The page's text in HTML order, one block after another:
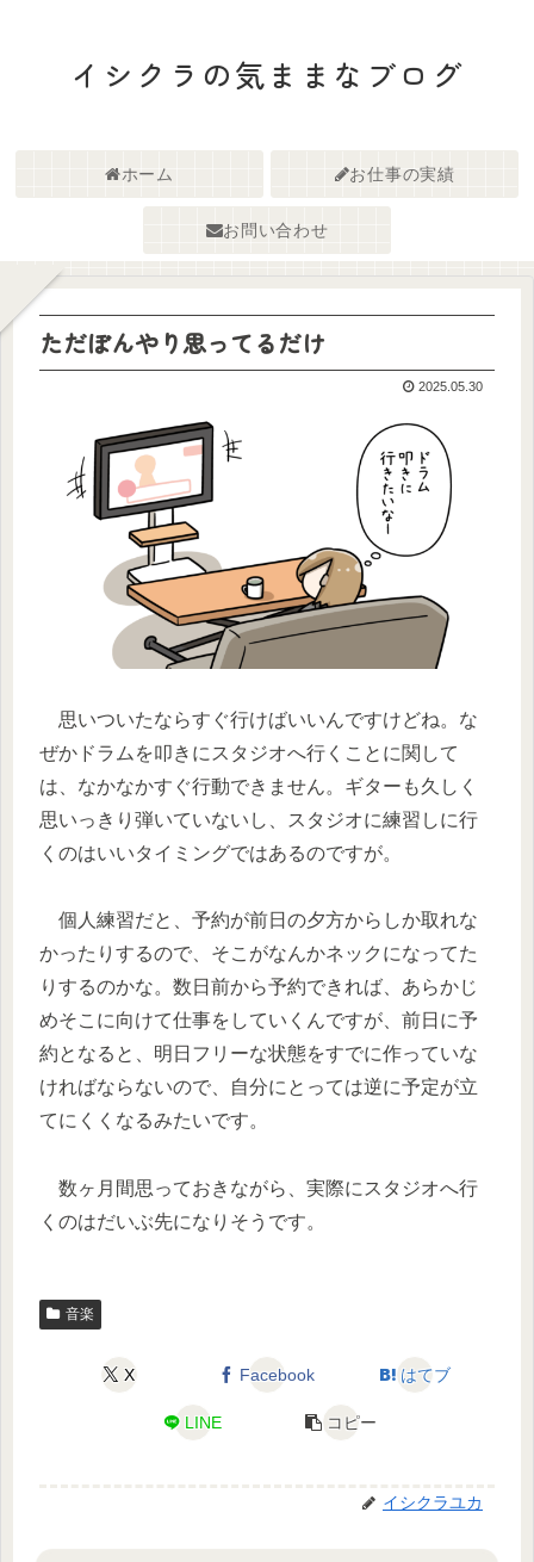
イシクラの気ままなブログ
ホーム お仕事の実績
お問い合わせ
ただぼんやり思ってるだけ
2025.05.30
思いついたならすぐ行けばいいんですけどね。な
ぜかドラムを叩きにスタジオへ行くことに関して
は、なかなかすぐ行動できません。ギターも久しく
思いっきり弾いていないし、スタジオに練習しに行
くのはいいタイミングではあるのですが。
個人練習だと、予約が前日の夕方からしか取れな
かったりするので、そこがなんかネックになってた
りするのかな。数日前から予約できれば、あらかじ
めそこに向けて仕事をしていくんですが、前日に予
約となると、明日フリーな状態をすでに作っていな
ければならないので、自分にとっては逆に予定が立
てにくくなるみたいです。
数ヶ月間思っておきながら、実際にスタジオへ行
くのはだいぶ先になりそうです。
音楽
X Facebook はてブ
LINE コピー
イシクラユカ